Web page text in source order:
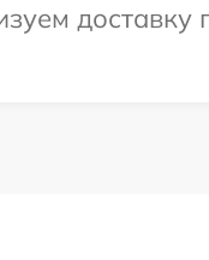
доставку